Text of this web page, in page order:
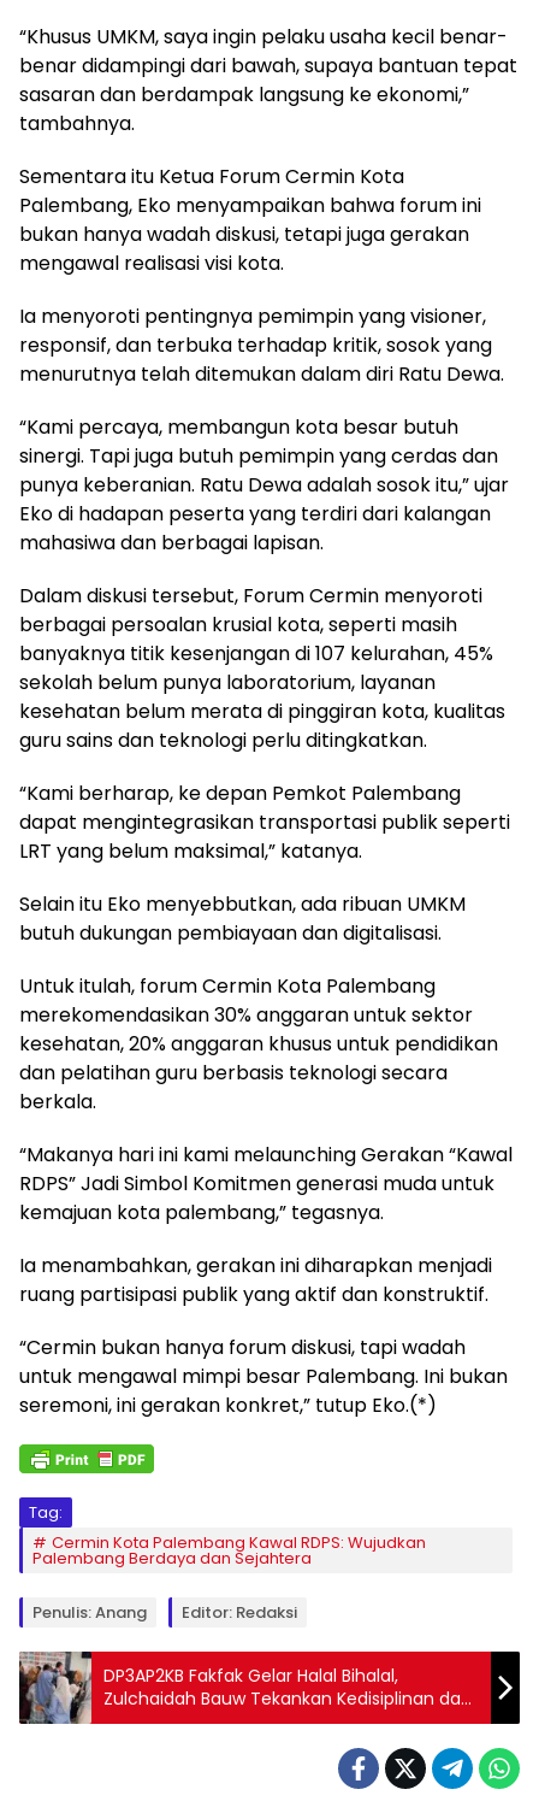
“Khusus UMKM, saya ingin pelaku usaha kecil benar-
benar didampingi dari bawah, supaya bantuan tepat
sasaran dan berdampak langsung ke ekonomi,”
tambahnya.
Sementara itu Ketua Forum Cermin Kota
Palembang, Eko menyampaikan bahwa forum ini
bukan hanya wadah diskusi, tetapi juga gerakan
mengawal realisasi visi kota.
Ia menyoroti pentingnya pemimpin yang visioner,
responsif, dan terbuka terhadap kritik, sosok yang
menurutnya telah ditemukan dalam diri Ratu Dewa.
“Kami percaya, membangun kota besar butuh
sinergi. Tapi juga butuh pemimpin yang cerdas dan
punya keberanian. Ratu Dewa adalah sosok itu,” ujar
Eko di hadapan peserta yang terdiri dari kalangan
mahasiwa dan berbagai lapisan.
Dalam diskusi tersebut, Forum Cermin menyoroti
berbagai persoalan krusial kota, seperti masih
banyaknya titik kesenjangan di 107 kelurahan, 45%
sekolah belum punya laboratorium, layanan
kesehatan belum merata di pinggiran kota, kualitas
guru sains dan teknologi perlu ditingkatkan.
“Kami berharap, ke depan Pemkot Palembang
dapat mengintegrasikan transportasi publik seperti
LRT yang belum maksimal,” katanya.
Selain itu Eko menyebbutkan, ada ribuan UMKM
butuh dukungan pembiayaan dan digitalisasi.
Untuk itulah, forum Cermin Kota Palembang
merekomendasikan 30% anggaran untuk sektor
kesehatan, 20% anggaran khusus untuk pendidikan
dan pelatihan guru berbasis teknologi secara
berkala.
“Makanya hari ini kami melaunching Gerakan “Kawal
RDPS” Jadi Simbol Komitmen generasi muda untuk
kemajuan kota palembang,” tegasnya.
Ia menambahkan, gerakan ini diharapkan menjadi
ruang partisipasi publik yang aktif dan konstruktif.
“Cermin bukan hanya forum diskusi, tapi wadah
untuk mengawal mimpi besar Palembang. Ini bukan
seremoni, ini gerakan konkret,” tutup Eko.(*)
Tag:
Cermin Kota Palembang Kawal RDPS: Wujudkan
Palembang Berdaya dan Sejahtera
Penulis: Anang Editor: Redaksi
DP3AP2KB Fakfak Gelar Halal Bihalal,
Zulchaidah Bauw Tekankan Kedisiplinan dan
Kinerja Staf